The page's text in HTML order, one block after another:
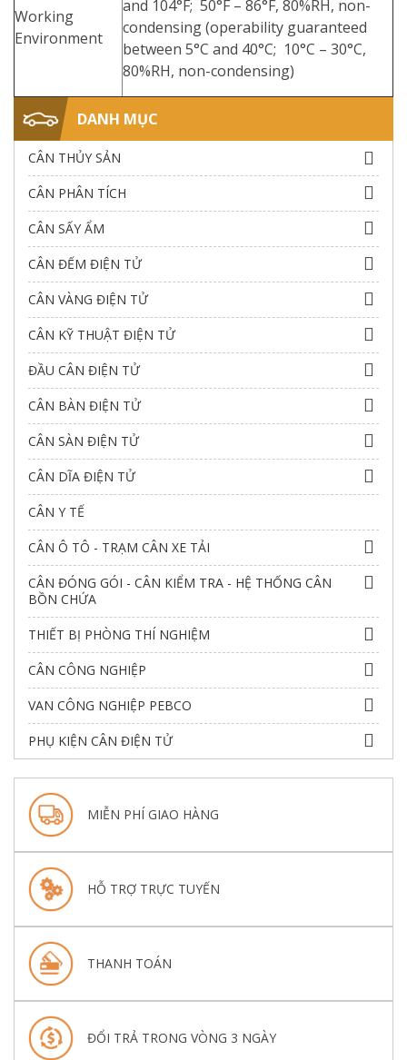
Working
Environment
and 104°F; 50°F – 86°F, 80%RH, non-
condensing (operability guaranteed
between 5°C and 40°C; 10°C – 30°C,
80%RH, non-condensing)
DANH MỤC
CÂN THỦY SẢN
CÂN PHÂN TÍCH
CÂN SẤY ẨM
CÂN ĐẾM ĐIỆN TỬ
CÂN VÀNG ĐIỆN TỬ
CÂN KỸ THUẬT ĐIỆN TỬ
ĐẦU CÂN ĐIỆN TỬ
CÂN BÀN ĐIỆN TỬ
CÂN SÀN ĐIỆN TỬ
CÂN DĨA ĐIỆN TỬ
CÂN Y TẾ
CÂN Ô TÔ - TRẠM CÂN XE TẢI
CÂN ĐÓNG GÓI - CÂN KIỂM TRA - HỆ THỐNG CÂN
BỒN CHỨA
THIẾT BỊ PHÒNG THÍ NGHIỆM
CÂN CÔNG NGHIỆP
VAN CÔNG NGHIỆP PEBCO
PHỤ KIỆN CÂN ĐIỆN TỬ
MIỄN PHÍ GIAO HÀNG
HỖ TRỢ TRỰC TUYẾN
THANH TOÁN
ĐỔI TRẢ TRONG VÒNG 3 NGÀY